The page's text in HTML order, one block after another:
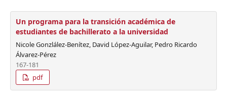
Un programa para la transición académica de
estudiantes de bachillerato a la universidad
Nicole Gonzlález-Benítez, David López-Aguilar, Pedro Ricardo
Álvarez-Pérez
167-181
pdf